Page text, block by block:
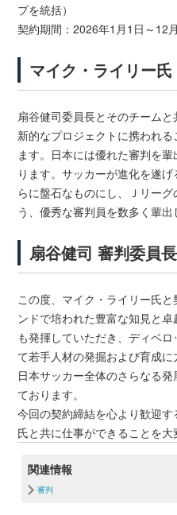
プを統括）
契約期間：2026年1月1日～12
マイク・ライリー氏
扇谷健司委員長とそのチーム
新的なプロジェクトに携われ
ます。日本には優れた審判を
ります。サッカーが進化を遂
らに盤石なものにし、Ｊリー
う、優秀な審判員を数多く輩出
扇谷健司 審判委員
この度、マイク・ライリー氏
ンドで培われた豊富な知見と
も発揮していただき、ディベ
て若手人材の発掘および育成に
日本サッカー全体のさらなる
ております。
今回の契約締結を心より歓迎
氏と共に仕事ができることを大
関連情報
審判